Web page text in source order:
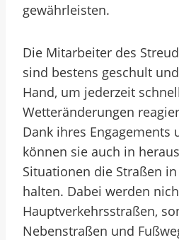
gewährleisten.
Die Mitarbeiter des
sind bestens geschult
Hand, um jederzeit
Wetteränderungen
Dank ihres Engagements
können sie auch in
Situationen die Straßen
halten. Dabei werden
Hauptverkehrsstraßen,
Nebenstraßen und